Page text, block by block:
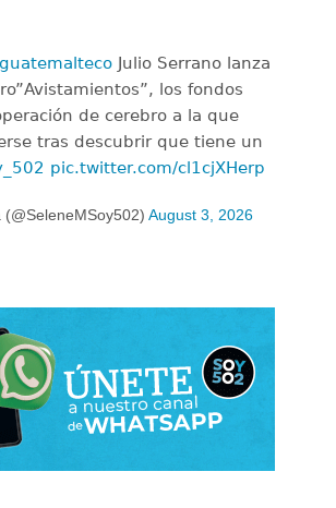
Julio Serrano lanza
los fondos
de cerebro a la que
tras descubrir que tiene un
pic.twitter.com/cl1cjXHerp
August 3, 2026